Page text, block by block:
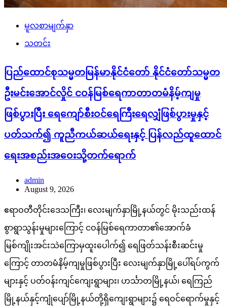
မူလစာမျက်နှာ
သတင်း
ပြည်ထောင်စုသမ္မတမြန်မာနိုင်ငံတော် နိုင်ငံတော်သမ္မတ
ဦးမင်းအောင်လှိုင် ငဝန်မြစ်ရေကာတာတမံနိမ့်ကျမှု
ဖြစ်ပွားပြီး ရေကျော်စီးဝင်ရေကြီးရေလျှံဖြစ်ပွားမှုနှင့်
ပတ်သက်၍ ကူညီကယ်ဆယ်ရေးနှင့် ပြန်လည်ထူထောင်
ရေးအစည်းအဝေးသို့တက်ရောက်
admin
August 9, 2026
ဧရာဝတီတိုင်းဒေသကြီး၊ လေးမျက်နှာမြို့နယ်တွင် မိုးသည်းထန်
စွာရွာသွန်းမှုများကြောင့် ငဝန်မြစ်ရေကာတာ၏အောက်ခံ
မြစ်ကျိုးအင်းသဲကြောမှထူးပေါက်၍ ရေဖြတ်သန်းစီးဆင်းမှု
ကြောင့် တာတမံနိမ့်ကျမှုဖြစ်ပွားပြီး လေးမျက်နှာမြို့ပေါ်ရပ်ကွက်
များနှင့် ပတ်ဝန်းကျင်ကျေးရွာများ၊ ဟင်္သာတမြို့နယ်၊ ရေကြည်
မြို့နယ်နှင့်ကျုံပျော်မြို့နယ်တို့ရှိကျေးရွာများ၌ ရေဝင်ရောက်မှုနှင့်